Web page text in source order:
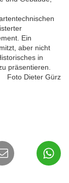
Ein
aber nicht
in
präsentieren.
Foto Dieter Gürz